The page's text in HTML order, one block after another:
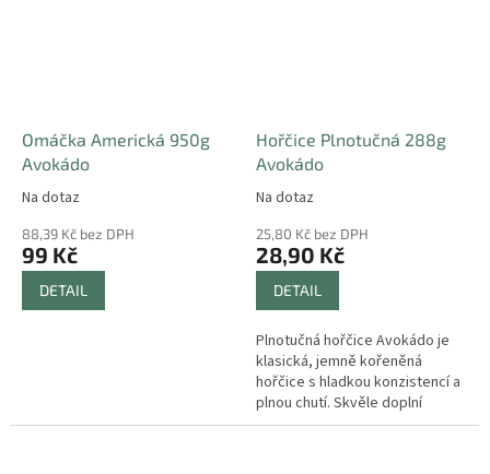
Omáčka Americká 950g
Avokádo
Na dotaz
88,39 Kč bez DPH
99 Kč
DETAIL
Hořčice Plnotučná 288g
Avokádo
Na dotaz
25,80 Kč bez DPH
28,90 Kč
DETAIL
Plnotučná hořčice Avokádo je
klasická, jemně kořeněná
hořčice s hladkou konzistencí a
plnou chutí. Skvěle doplní
grilovaná masa, uzeniny,